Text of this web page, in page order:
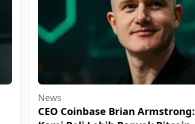
News
CEO Coinbase Brian Armstrong: